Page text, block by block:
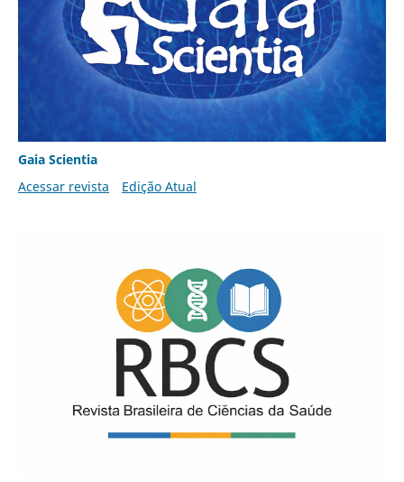
Gaia Scientia
Acessar revista
Edição Atual